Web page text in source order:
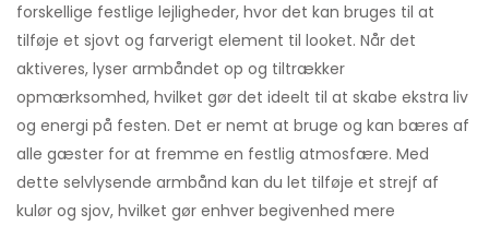
forskellige festlige lejligheder, hvor det kan bruges til at
tilføje et sjovt og farverigt element til looket. Når det
aktiveres, lyser armbåndet op og tiltrækker
opmærksomhed, hvilket gør det ideelt til at skabe ekstra liv
og energi på festen. Det er nemt at bruge og kan bæres af
alle gæster for at fremme en festlig atmosfære. Med
dette selvlysende armbånd kan du let tilføje et strejf af
kulør og sjov, hvilket gør enhver begivenhed mere